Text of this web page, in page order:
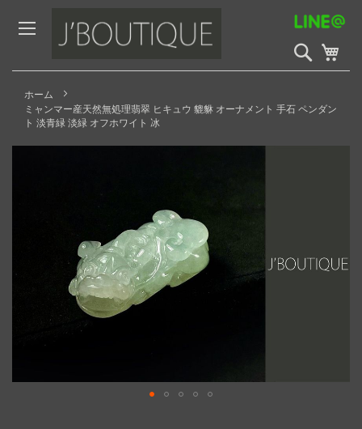
to
Content
検
索
開
ホーム
ミャンマー産天然無処理翡翠 ヒキュウ 貔貅 オーナメント 手石 ペンダン
ト 淡青緑 淡緑 オフホワイト 冰
Skip